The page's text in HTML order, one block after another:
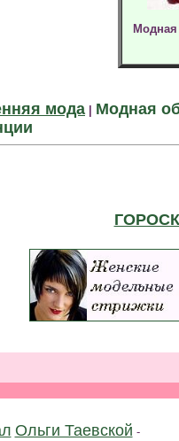
Модная
мода
Модная
Ольги Таевской -